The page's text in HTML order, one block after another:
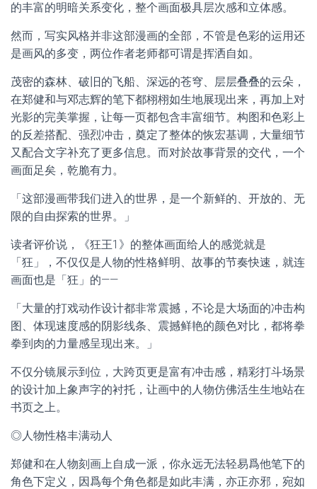
的丰富的明暗关系变化，整个画面极具层次感和立体感。
然而，写实风格并非这部漫画的全部，不管是色彩的运用还
是画风的多变，两位作者老师都可谓是挥洒自如。
茂密的森林、破旧的飞船、深远的苍穹、层层叠叠的云朵，
在郑健和与邓志辉的笔下都栩栩如生地展现出来，再加上对
光影的完美掌握，让每一页都包含丰富细节。构图和色彩上
的反差搭配、强烈冲击，奠定了整体的恢宏基调，大量细节
又配合文字补充了更多信息。而对於故事背景的交代，一个
画面足矣，乾脆有力。
「这部漫画带我们进入的世界，是一个新鲜的、开放的、无
限的自由探索的世界。」
读者评价说，《狂王1》的整体画面给人的感觉就是
「狂」，不仅仅是人物的性格鲜明、故事的节奏快速，就连
画面也是「狂」的——
「大量的打戏动作设计都非常震撼，不论是大场面的冲击构
图、体现速度感的阴影线条、震撼鲜艳的颜色对比，都将拳
拳到肉的力量感呈现出来。」
不仅分镜展示到位，大跨页更是富有冲击感，精彩打斗场景
的设计加上象声字的衬托，让画中的人物仿佛活生生地站在
书页之上。
◎人物性格丰满动人
郑健和在人物刻画上自成一派，你永远无法轻易爲他笔下的
角色下定义，因爲每个角色都是如此丰满，亦正亦邪，宛如